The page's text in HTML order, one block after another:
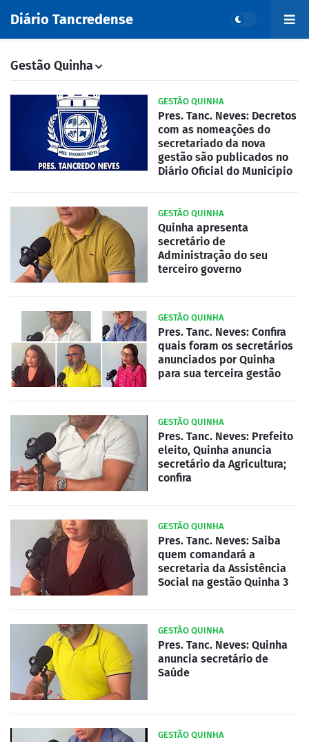
Diário Tancredense
Gestão Quinha
GESTÃO QUINHA
Pres. Tanc. Neves: Decretos
com as nomeações do
secretariado da nova
gestão são publicados no
Diário Oficial do Município
GESTÃO QUINHA
Quinha apresenta
secretário de
Administração do seu
terceiro governo
GESTÃO QUINHA
Pres. Tanc. Neves: Confira
quais foram os secretários
anunciados por Quinha
para sua terceira gestão
GESTÃO QUINHA
Pres. Tanc. Neves: Prefeito
eleito, Quinha anuncia
secretário da Agricultura;
confira
GESTÃO QUINHA
Pres. Tanc. Neves: Saiba
quem comandará a
secretaria da Assistência
Social na gestão Quinha 3
GESTÃO QUINHA
Pres. Tanc. Neves: Quinha
anuncia secretário de
Saúde
GESTÃO QUINHA